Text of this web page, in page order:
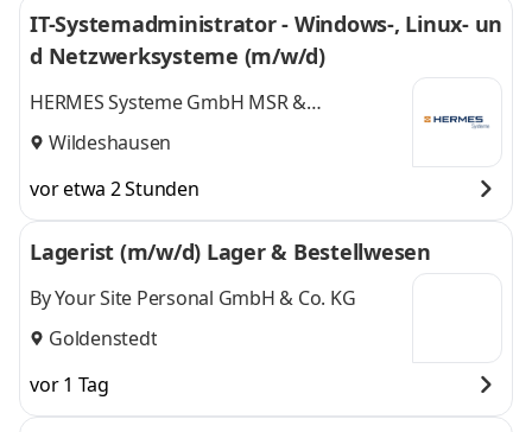
IT-Systemadministrator - Windows-, Linux- un
d Netzwerksysteme (m/w/d)
HERMES Systeme GmbH MSR &
Automatisierungstechnik
Wildeshausen
vor etwa 2 Stunden
Lagerist (m/w/d) Lager & Bestellwesen
By Your Site Personal GmbH & Co. KG
Goldenstedt
vor 1 Tag